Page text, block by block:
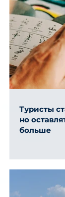
Туристы
но
больше